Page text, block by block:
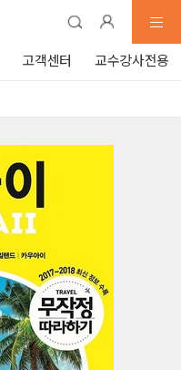
고객센터 교수강사전용